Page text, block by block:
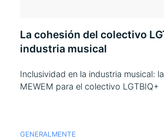
La cohesión del colectivo
industria musical
Inclusividad en la industria musical:
MEWEM para el colectivo LGTBIQ+
GENERALMENTE